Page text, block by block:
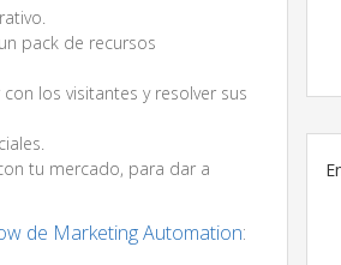
pack de recursos
los visitantes y resolver sus
tu mercado, para dar a
de Marketing Automation: